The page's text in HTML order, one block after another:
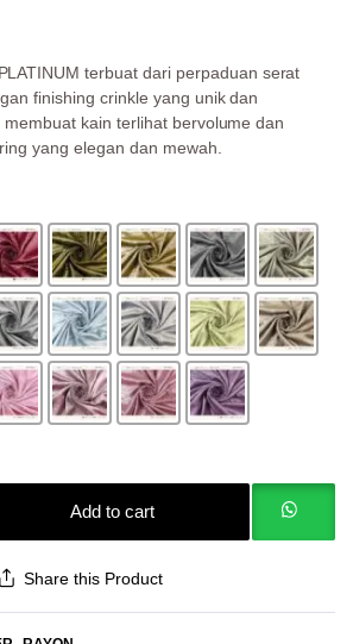
terbuat dari perpaduan serat
finishing crinkle yang unik dan
kain terlihat bervolume dan
yang elegan dan mewah.
Add to cart
Share this Product